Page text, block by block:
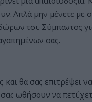
Απλά μην μένετε με
του Σύμπαντος
σας.
θα σας επιτρέψει
ωθήσουν να